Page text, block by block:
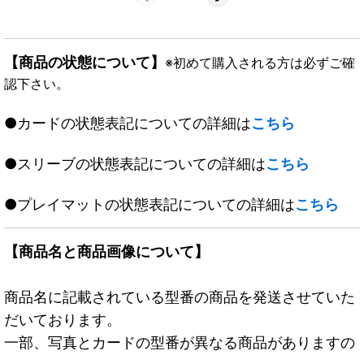
【商品の状態について】 ※初めて購入される方は必ずご確
認下さい。
●カードの状態表記についての詳細はこちら
●スリーブの状態表記についての詳細はこちら
●プレイマットの状態表記についての詳細はこちら
【商品名と商品画像について】
商品名に記載されている型番の商品を発送させていた
だいております。
一部、写真とカードの型番が異なる商品がありますの